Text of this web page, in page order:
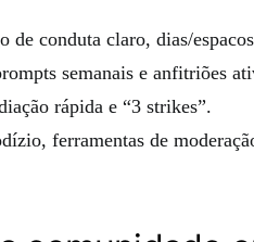
de conduta claro, dias/
semanais e anfitriões
rápida e “3 strikes”.
ferramentas de